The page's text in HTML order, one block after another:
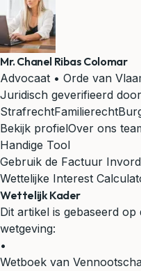
Mr. Chanel Ribas Colomar
Advocaat • Orde van
Juridisch geverifieerd
StrafrechtFamilierecht
Bekijk profielOver ons
Handige Tool
Gebruik de Factuur
Wettelijke Interest
Wettelijk Kader
Dit artikel is gebaseerd op
wetgeving:
•
Wetboek van